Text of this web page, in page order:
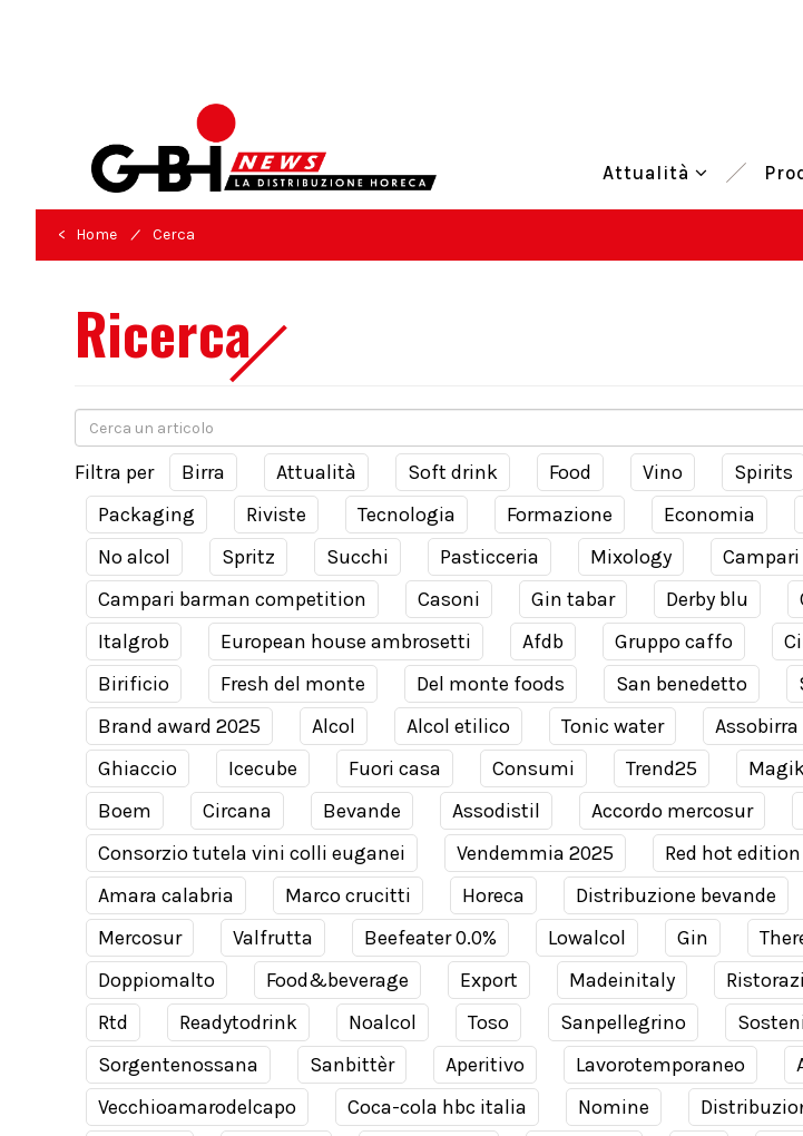
Attualità
< Home / Cerca
Ricerca
Filtra per Birra Attualità Soft drink Food Vino Spirits
Packaging
Riviste Tecnologia Formazione Economia
No alcol
Spritz Succhi Pasticceria Mixology Campari
Campari barman competition
Casoni Gin tabar Derby blu
Italgrob
European house ambrosetti Afdb Gruppo caffo
Birificio
Fresh del monte Del monte foods San benedetto
Brand award 2025
Alcol Alcol etilico Tonic water Assobirra
Ghiaccio
Icecube Fuori casa Consumi Trend25
Boem
Circana Bevande Assodistil Accordo mercosur
Consorzio tutela vini colli euganei
Vendemmia 2025 Red hot edition
Amara calabria
Marco crucitti Horeca Distribuzione bevande
Mercosur
Valfrutta Beefeater 0.0% Lowalcol Gin
Doppiomalto
Food&beverage Export Madeinitaly
Rtd
Readytodrink Noalcol Toso Sanpellegrino
Sorgentenossana
Sanbittèr Aperitivo Lavorotemporaneo
Vecchioamarodelcapo
Coca-cola hbc italia Nomine